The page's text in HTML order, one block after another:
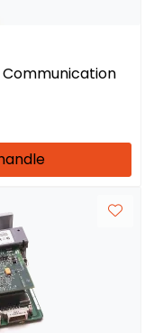
Communication